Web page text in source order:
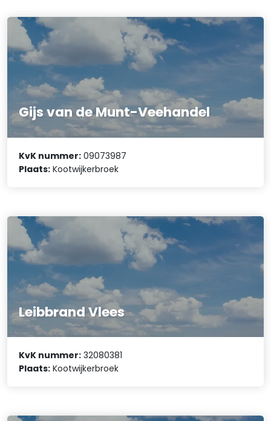
Gijs van de Munt-Veehandel
KvK nummer: 09073987
Plaats: Kootwijkerbroek
Leibbrand Vlees
KvK nummer: 32080381
Plaats: Kootwijkerbroek